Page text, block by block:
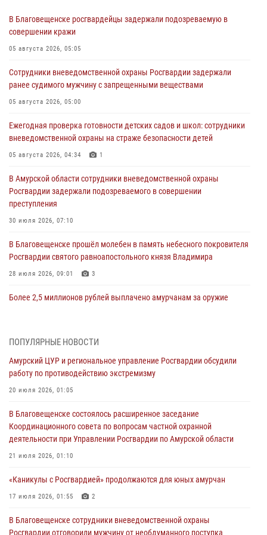
В Благовещенске росгвардейцы задержали подозреваемую в
совершении кражи
05 августа 2026, 05:05
Сотрудники вневедомственной охраны Росгвардии задержали
ранее судимого мужчину с запрещенными веществами
05 августа 2026, 05:00
Ежегодная проверка готовности детских садов и школ: сотрудники
вневедомственной охраны на страже безопасности детей
05 августа 2026, 04:34 1
В Амурской области сотрудники вневедомственной охраны
Росгвардии задержали подозреваемого в совершении
преступления
30 июля 2026, 07:10
В Благовещенске прошёл молебен в память небесного покровителя
Росгвардии святого равноапостольного князя Владимира
28 июля 2026, 09:01 3
Более 2,5 миллионов рублей выплачено амурчанам за оружие
Росгвардии Амурской области в период с 20 по 26 июля 2026 года
27 июля 2026, 06:28
охраны
23 июля 2026, 07:49
Амурчане смогут узнать об условиях поступления на службу в
23 июля 2026, 00:00
Координационного совета по вопросам частной охранной
ПОПУЛЯРНЫЕ НОВОСТИ
Амурский ЦУР и региональное управление Росгвардии обсудили
работу по противодействию экстремизму
20 июля 2026, 01:05
В Благовещенске состоялось расширенное заседание
Координационного совета по вопросам частной охранной
деятельности при Управлении Росгвардии по Амурской области
21 июля 2026, 01:10
«Каникулы с Росгвардией» продолжаются для юных амурчан
17 июля 2026, 01:55 2
В Благовещенске сотрудники вневедомственной охраны
Росгвардии отговорили мужчину от необдуманного поступка